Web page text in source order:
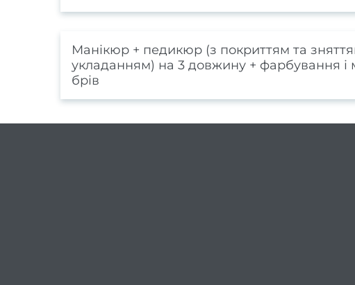
Манікюр + педикюр (з покриттям та
укладанням) на 3 довжину + фарбування
брів